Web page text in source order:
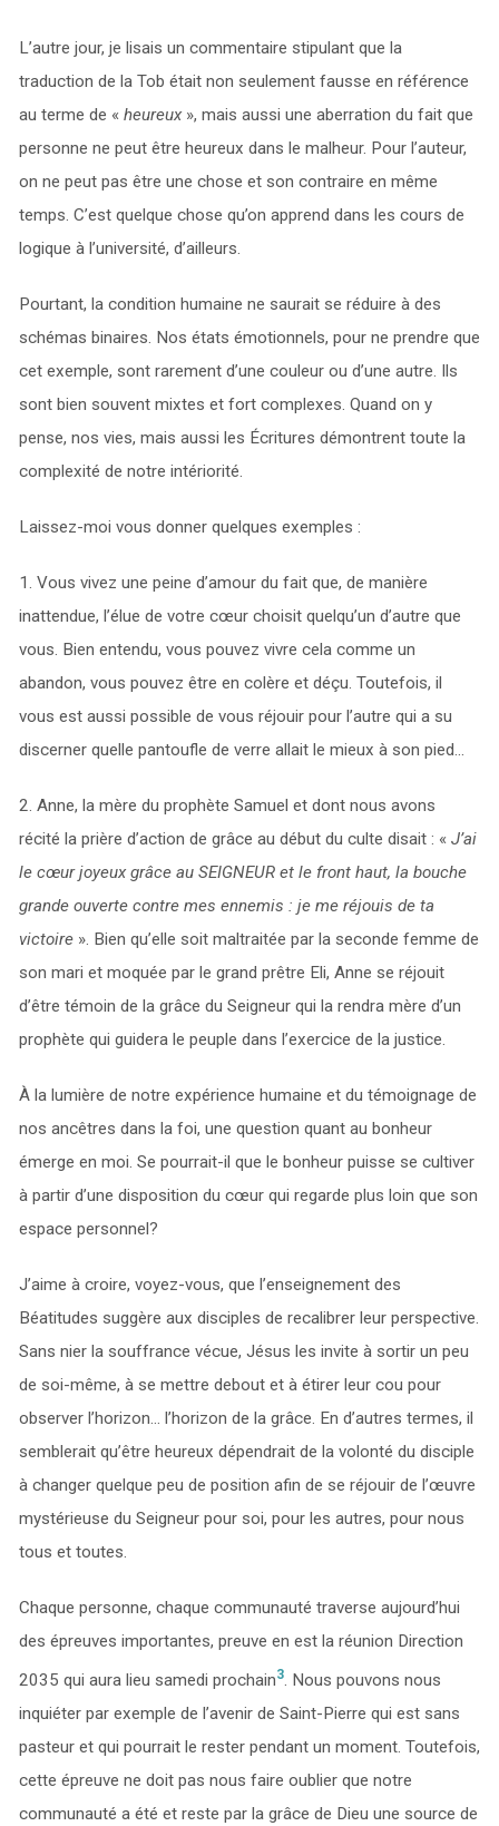
L’autre jour, je lisais un commentaire stipulant que la
traduction de la Tob était non seulement fausse en référence
au terme de « heureux», mais aussi une aberration du fait que
personne ne peut être heureux dans le malheur. Pour l’auteur,
on ne peut pas être une chose et son contraire en même
temps. C’est quelque chose qu’on apprend dans les cours de
logique à l’université, d’ailleurs.
Pourtant, la condition humaine ne saurait se réduire à des
schémas binaires. Nos états émotionnels, pour ne prendre que
cet exemple, sont rarement d’une couleur ou d’une autre. Ils
sont bien souvent mixtes et fort complexes. Quand on y
pense, nos vies, mais aussi les Écritures démontrent toute la
complexité de notre intériorité.
Laissez-moi vous donner quelques exemples :
1. Vous vivez une peine d’amour du fait que, de manière
inattendue, l’élue de votre cœur choisit quelqu’un d’autre que
vous. Bien entendu, vous pouvez vivre cela comme un
abandon, vous pouvez être en colère et déçu. Toutefois, il
vous est aussi possible de vous réjouir pour l’autre qui a su
discerner quelle pantoufle de verre allait le mieux à son pied…
2. Anne, la mère du prophète Samuel et dont nous avons
récité la prière d’action de grâce au début du culte disait : « J’ai
le cœur joyeux grâce au SEIGNEUR et le front haut, la bouche
grande ouverte contre mes ennemis : je me réjouis de ta
victoire». Bien qu’elle soit maltraitée par la seconde femme de
son mari et moquée par le grand prêtre Eli, Anne se réjouit
d’être témoin de la grâce du Seigneur qui la rendra mère d’un
prophète qui guidera le peuple dans l’exercice de la justice.
À la lumière de notre expérience humaine et du témoignage de
nos ancêtres dans la foi, une question quant au bonheur
émerge en moi. Se pourrait-il que le bonheur puisse se cultiver
à partir d’une disposition du cœur qui regarde plus loin que son
espace personnel?
J’aime à croire, voyez-vous, que l’enseignement des
Béatitudes suggère aux disciples de recalibrer leur perspective.
Sans nier la souffrance vécue, Jésus les invite à sortir un peu
de soi-même, à se mettre debout et à étirer leur cou pour
observer l’horizon… l’horizon de la grâce. En d’autres termes, il
semblerait qu’être heureux dépendrait de la volonté du disciple
à changer quelque peu de position afin de se réjouir de l’œuvre
mystérieuse du Seigneur pour soi, pour les autres, pour nous
tous et toutes.
Chaque personne, chaque communauté traverse aujourd’hui
des épreuves importantes, preuve en est la réunion Direction
2035 qui aura lieu samedi prochain3. Nous pouvons nous
inquiéter par exemple de l’avenir de Saint-Pierre qui est sans
pasteur et qui pourrait le rester pendant un moment. Toutefois,
cette épreuve ne doit pas nous faire oublier que notre
communauté a été et reste par la grâce de Dieu une source de